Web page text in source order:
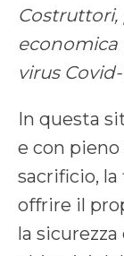
Costruttori,
economica
virus Covid-
In questa
e con
sacrificio, la
offrire il
la